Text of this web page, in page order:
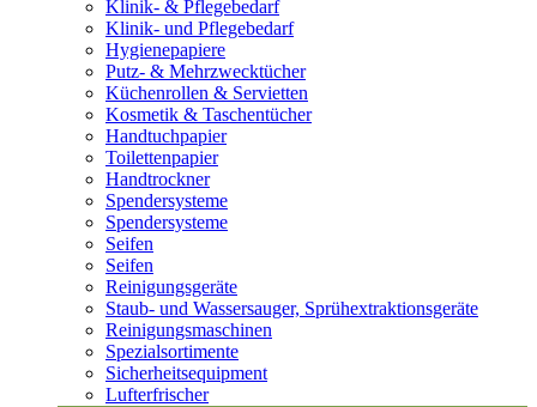
Klinik- & Pflegebedarf
Klinik- und Pflegebedarf
Hygienepapiere
Putz- & Mehrzwecktücher
Küchenrollen & Servietten
Kosmetik & Taschentücher
Handtuchpapier
Toilettenpapier
Handtrockner
Spendersysteme
Spendersysteme
Seifen
Seifen
Reinigungsgeräte
Staub- und Wassersauger, Sprühextraktionsgeräte
Reinigungsmaschinen
Spezialsortimente
Sicherheitsequipment
Lufterfrischer